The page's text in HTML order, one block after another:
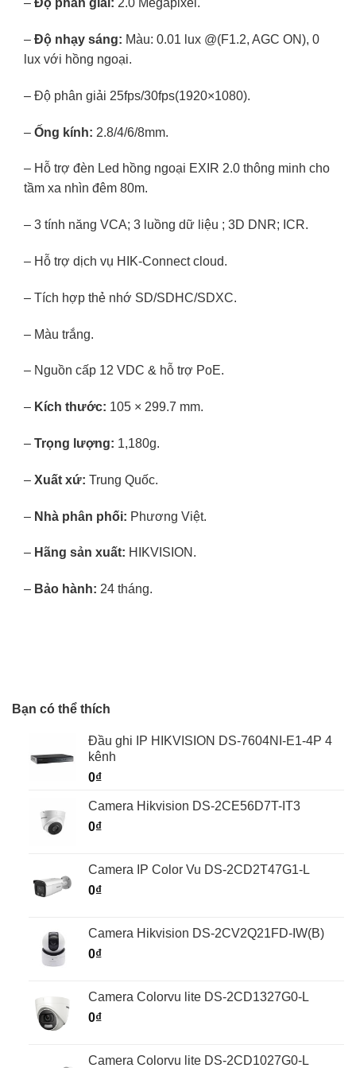
– Độ phân giải: 2.0 Megapixel.
– Độ nhạy sáng: Màu: 0.01 lux @(F1.2, AGC ON), 0
lux với hồng ngoại.
– Độ phân giải 25fps/30fps(1920×1080).
– Ống kính: 2.8/4/6/8mm.
– Hỗ trợ đèn Led hồng ngoại EXIR 2.0 thông minh cho
tầm xa nhìn đêm 80m.
– 3 tính năng VCA; 3 luồng dữ liệu ; 3D DNR; ICR.
– Hỗ trợ dịch vụ HIK-Connect cloud.
– Tích hợp thẻ nhớ SD/SDHC/SDXC.
– Màu trắng.
– Nguồn cấp 12 VDC & hỗ trợ PoE.
– Kích thước: 105 × 299.7 mm.
– Trọng lượng: 1,180g.
– Xuất xứ: Trung Quốc.
– Nhà phân phối: Phương Việt.
– Hãng sản xuất: HIKVISION.
– Bảo hành: 24 tháng.
Bạn có thể thích
Đầu ghi IP HIKVISION DS-7604NI-E1-4P 4
kênh
0₫
Camera Hikvision DS-2CE56D7T-IT3
0₫
Camera IP Color Vu DS-2CD2T47G1-L
0₫
Camera Hikvision DS-2CV2Q21FD-IW(B)
0₫
Camera Colorvu lite DS-2CD1327G0-L
0₫
Camera Colorvu lite DS-2CD1027G0-L